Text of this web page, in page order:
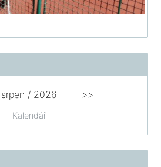
Kalendář
srpen / 2026 >>